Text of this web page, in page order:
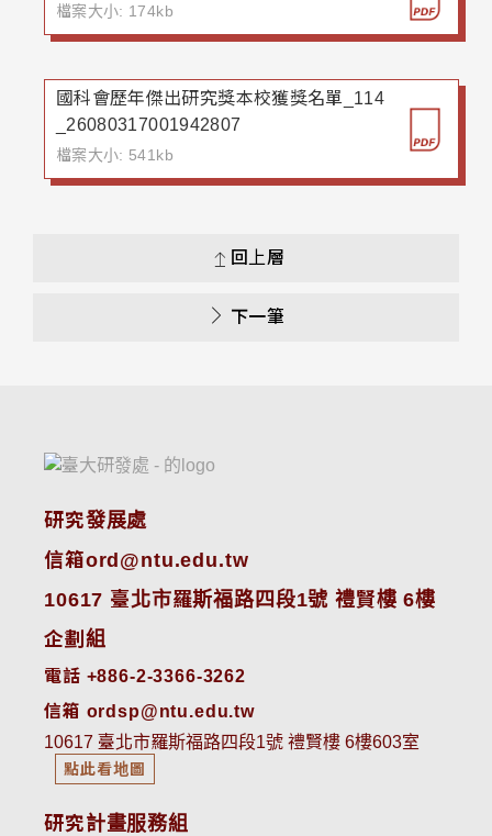
檔案大小: 174kb
國科會歷年傑出研究獎本校獲獎名單_114
_26080317001942807
檔案大小: 541kb
回上層
下一筆
研究發展處
信箱ord@ntu.edu.tw
10617 臺北市羅斯福路四段1號 禮賢樓 6樓
企劃組
電話 +886-2-3366-3262
信箱 ordsp@ntu.edu.tw
10617 臺北市羅斯福路四段1號 禮賢樓 6樓603室
點此看地圖
研究計畫服務組